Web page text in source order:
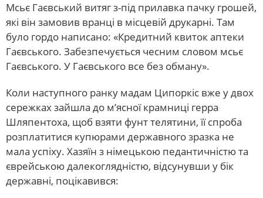
Мсьє Гаєвський витяг з-під прилавка пачку грошей,
які він замовив вранці в місцевій друкарні. Там
було гордо написано: «Кредитний квиток аптеки
Гаєвського. Забезпечується чесним словом мсьє
Гаєвського. У Гаєвського все без обману».
Коли наступного ранку мадам Ципоркіс вже у двох
сережках зайшла до м’ясної крамниці герра
Шляпентоха, щоб взяти фунт телятини, її спроба
розплатитися купюрами державного зразка не
мала успіху. Хазяїн з німецькою педантичністю та
єврейською далекоглядністю, відсунувши у бік
державні, поцікавився: